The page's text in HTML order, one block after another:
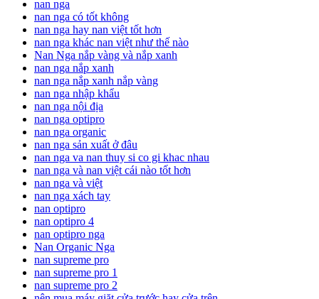
nan nga
nan nga có tốt không
nan nga hay nan việt tốt hơn
nan nga khác nan việt như thế nào
Nan Nga nắp vàng và nắp xanh
nan nga nắp xanh
nan nga nắp xanh nắp vàng
nan nga nhập khẩu
nan nga nội địa
nan nga optipro
nan nga organic
nan nga sản xuất ở đâu
nan nga va nan thuy si co gi khac nhau
nan nga và nan việt cái nào tốt hơn
nan nga và việt
nan nga xách tay
nan optipro
nan optipro 4
nan optipro nga
Nan Organic Nga
nan supreme pro
nan supreme pro 1
nan supreme pro 2